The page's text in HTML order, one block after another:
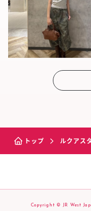
トップ ルクアス
Copyright © JR West